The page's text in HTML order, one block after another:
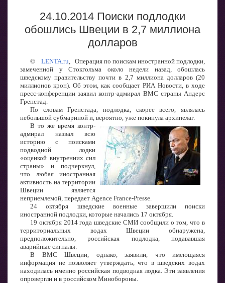
24.10.2014 Поиски подлодки
обошлись Швеции в 2,7 миллиона
долларов
© LENTA.ru , Операция по поискам иностранной подлодки,
замеченной у Стокгольма около недели назад, обошлась
шведскому правительству почти в 2,7 миллиона долларов (20
миллионов крон). Об этом, как сообщает РИА Новости, в ходе
пресс-конференции заявил контр-адмирал ВМС страны Андерс
Гренстад.
По словам Гренстада, подлодка, скорее всего, являлась
небольшой субмариной и, вероятно, уже покинула архипелаг.
В то же время контр-
адмирал назвал всю
историю с поисками
подводной лодки
«оценкой внутренних сил
страны» и подчеркнул,
что любая иностранная
активность на территории
Швеции является
неприемлемой, передает Agence France-Presse.
24 октября шведские военные завершили поиски
иностранной подлодки, которые начались 17 октября.
19 октября 2014 года шведские СМИ сообщили о том, что в
территориальных водах Швеции обнаружена,
предположительно, российская подлодка, подававшая
аварийные сигналы.
В ВМС Швеции, однако, заявили, что имеющаяся
информация не позволяет утверждать, что в шведских водах
находилась именно российская подводная лодка. Эти заявления
опровергли и в российском Минобороны.